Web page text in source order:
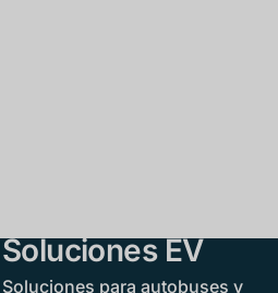
Soluciones EV
Soluciones para autobuses y